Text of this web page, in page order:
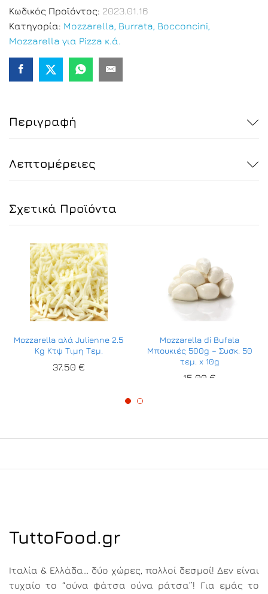
Kg
quantity
Κωδικός Προϊόντος: 2023.01.16
Κατηγορία: Mozzarella, Burrata, Bocconcini,
Mozzarella για Pizza κ.ά.
Περιγραφή
Λεπτομέρειες
Σχετικά Προϊόντα
Mozzarella αλά Julienne 2.5
Kg Κτψ Τιμη Τεμ.
37.50 €
Mozzarella di Bufala
Μπουκιές 500g – Συσκ. 50
τεμ. x 10g
15.00 €
TuttoFood.gr
Ιταλία & Ελλάδα… δύο χώρες, πολλοί δεσμοί! Δεν είναι
τυχαίο το “ούνα φάτσα ούνα ράτσα”! Για εμάς το